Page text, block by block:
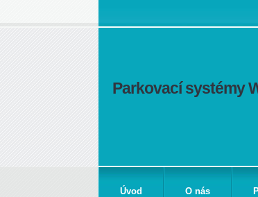
Parkovací systémy
Úvod O nás